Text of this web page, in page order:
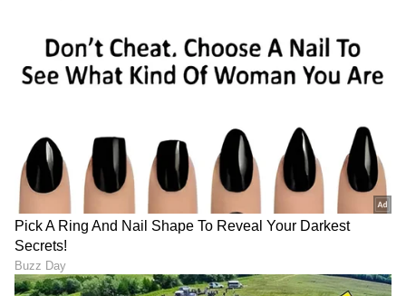
ಮಾಧ್ಯಮ ಕ್ಷೇತ್ರದಿಂದ ಪ್ರತಿನಿಧಿಯಾಗಿ ಆಯ್ಕೆ. ವಿಜಯವಾಣಿಯಲ್ಲಿ
ಕೆಲಸ ಮಾಡಿ ಈಗ ದೂರದರ್ಶನ ಚಂದನದಲ್ಲಿ ಮತ್ತು ಏಷ್ಯಾನೆಟ್​
ಸುವರ್ಣದಲ್ಲಿ ಫ್ರೀಲ್ಯಾನ್ಸರ್​ ಆಗಿ ಕೆಲಸ ನಿರ್ವಹಣೆ.
ಕನ್ನಡ ಸಿನಿಮಾ ( Kannada Cinema News), ಟಿವಿ
ಸುದ್ದಿಗಳು ಮತ್ತು ಇತ್ತೀಚಿನ ಸುದ್ದಿಗಳಿಗಾಗಿ ಏಷ್ಯಾನೆಟ್
ಸುವರ್ಣ ನ್ಯೂಸ್‌ನಲ್ಲಿ ಮನರಂಜನಾ ವಿಭಾಗ ನೋಡಿ.
ಸಿನಿಮಾ ವಿಮರ್ಶೆಗಳು ( Kannada Movies Review ),
ತಾರೆಯರ ಸಂದರ್ಶನಗಳು, ಧಾರಾವಾಹಿ ಅಪ್‌ಡೇಟ್ಸ್‌,
ತೆರೆಮರೆಯ ಕಥೆಗಳು,OTT ರಿಲೀಸ್‌ಗಳ ಬಗ್ಗೆ
ಮಾಹಿತಿಯೂ ಇಲ್ಲಿದೆ.